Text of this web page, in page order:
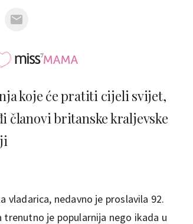
koje će pratiti cijeli svijet,
članovi britanske kraljevske
vladarica, nedavno je proslavila 92.
trenutno je popularnija nego ikada u